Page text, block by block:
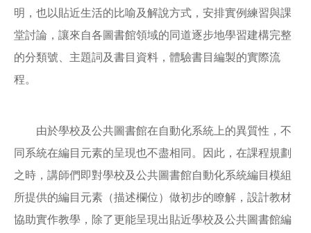
明，也以貼近生活的比喻及解說方式，安排實例練習與課
堂討論，讓來自各圖書館領域的同道逐步地學習建構完整
的分類號、主題詞及書目資料，體驗書目編製的實際流
程。
由於學校及公共圖書館在自動化系統上的異質性，不
同系統在編目元素的呈現也不盡相同。因此，在課程規劃
之時，講師們即對學校及公共圖書館自動化系統編目模組
所提供的編目元素（描述欄位）做初步的瞭解，設計教材
協助實作教學，除了更能呈現出貼近學校及公共圖書館編